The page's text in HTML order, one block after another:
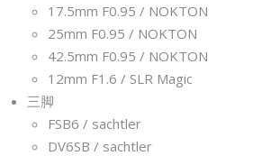
17.5mm F0.95 / NOKTON
25mm F0.95 / NOKTON
42.5mm F0.95 / NOKTON
12mm F1.6 / SLR Magic
三脚
FSB6 / sachtler
DV6SB / sachtler